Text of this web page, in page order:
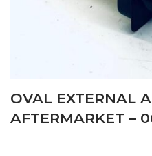
OVAL EXTERNAL
AFTERMARKET –